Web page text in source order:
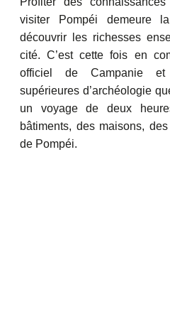
visiter Pompéi demeure
découvrir les richesses
cité. C’est cette fois en
officiel de Campanie
supérieures d’archéologie
un voyage de deux
bâtiments, des maisons,
de Pompéi.